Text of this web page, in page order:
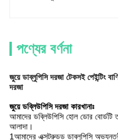
পণ্যের বর্ণনা
জুয়ে ডাব্লুপিসি দরজা টেকসই পেইন্টিং
দরজা
জুয়ে ডব্লিউপিসি দরজা কারখানাঃ
আমাদের ডব্লিউপিসি হোল ডোর বোর্ডটি
আলাদা।
1আমাদের এক্সট্রুডড ডাব্লুপিসি